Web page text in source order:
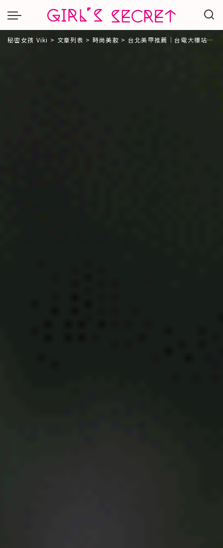
秘密女孩 Viki > 文章列表 > 時尚美妝 > 台北美甲推薦｜台電大樓站O.A Nail 日式精緻美甲、美睫藝術｜2020秋冬美甲流行重點「奶茶色暈染流金」